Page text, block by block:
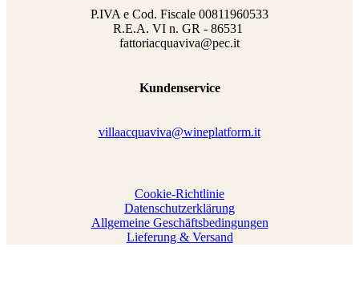
P.IVA e Cod. Fiscale 00811960533
R.E.A. VI n. GR - 86531
fattoriacquaviva@pec.it
Kundenservice
villaacquaviva@wineplatform.it
Cookie-Richtlinie
Datenschutzerklärung
Allgemeine Geschäftsbedingungen
Lieferung & Versand